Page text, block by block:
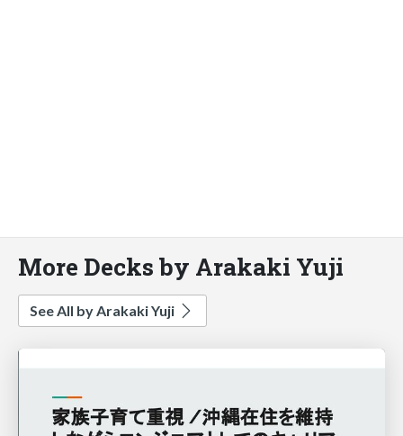
More Decks by Arakaki Yuji
See All by Arakaki Yuji